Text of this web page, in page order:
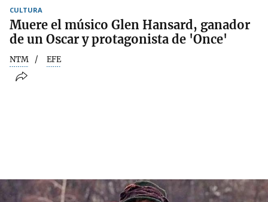
CULTURA
Muere el músico Glen Hansard, ganador
de un Oscar y protagonista de 'Once'
NTM EFE